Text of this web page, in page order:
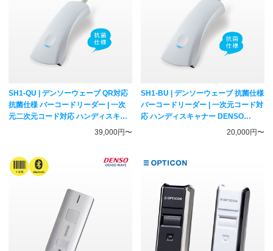
SH1-QU | デンソーウェーブ QR対応
抗菌仕様 バーコードリーダー | 一次
元二次元コード対応 ハンディスキャ
39,000円〜
SH1-BU | デンソーウェーブ 抗菌仕様
バーコードリーダー | 一次元コード対
応 ハンディスキャナー DENSO
20,000円〜